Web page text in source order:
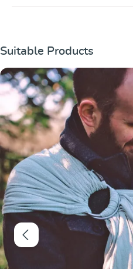
Ignorer la galerie de produits
Suitable Products